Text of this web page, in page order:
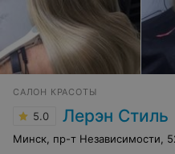
САЛОН КРАСОТЫ
5.0 Лерэн Стиль
Минск, пр-т Независимости,